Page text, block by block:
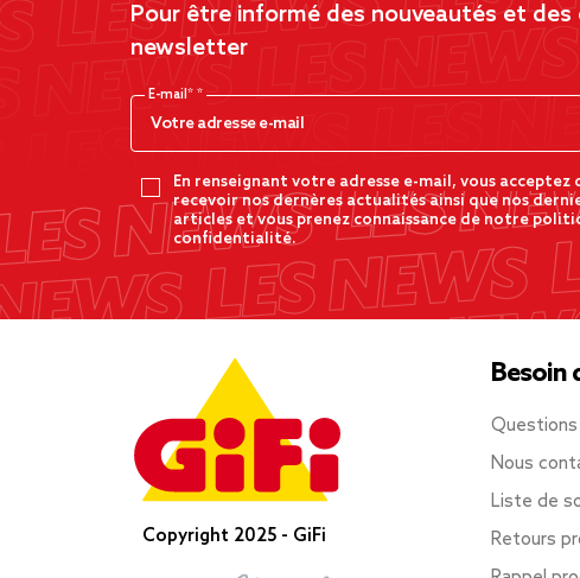
Pour être informé des nouveautés et des
newsletter
E-mail*
En renseignant votre adresse e-mail, vous acceptez
recevoir nos dernères actualités ainsi que nos
articles et vous prenez connaissance de notre
confidentialité.
Copyright 2025 - GiFi
Besoin
Nous
Liste de
Retours